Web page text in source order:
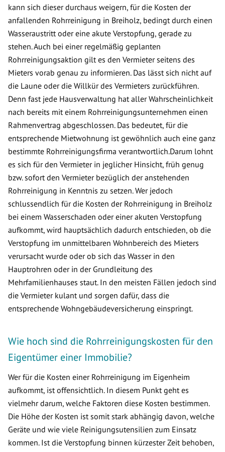
kann sich dieser durchaus weigern, für die Kosten der
anfallenden Rohrreinigung in Breiholz, bedingt durch einen
Wasseraustritt oder eine akute Verstopfung, gerade zu
stehen. Auch bei einer regelmäßig geplanten
Rohrreinigungsaktion gilt es den Vermieter seitens des
Mieters vorab genau zu informieren. Das lässt sich nicht auf
die Laune oder die Willkür des Vermieters zurückführen.
Denn fast jede Hausverwaltung hat aller Wahrscheinlichkeit
nach bereits mit einem Rohrreinigungsunternehmen einen
Rahmenvertrag abgeschlossen. Das bedeutet, für die
entsprechende Mietwohnung ist gewöhnlich auch eine ganz
bestimmte Rohrreinigungsfirma verantwortlich.Darum lohnt
es sich für den Vermieter in jeglicher Hinsicht, früh genug
bzw. sofort den Vermieter bezüglich der anstehenden
Rohrreinigung in Kenntnis zu setzen. Wer jedoch
schlussendlich für die Kosten der Rohrreinigung in Breiholz
bei einem Wasserschaden oder einer akuten Verstopfung
aufkommt, wird hauptsächlich dadurch entschieden, ob die
Verstopfung im unmittelbaren Wohnbereich des Mieters
verursacht wurde oder ob sich das Wasser in den
Hauptrohren oder in der Grundleitung des
Mehrfamilienhauses staut. In den meisten Fällen jedoch sind
die Vermieter kulant und sorgen dafür, dass die
entsprechende Wohngebäudeversicherung einspringt.
Wie hoch sind die Rohrreinigungskosten für den
Eigentümer einer Immobilie?
Wer für die Kosten einer Rohrreinigung im Eigenheim
aufkommt, ist offensichtlich. In diesem Punkt geht es
vielmehr darum, welche Faktoren diese Kosten bestimmen.
Die Höhe der Kosten ist somit stark abhängig davon, welche
Geräte und wie viele Reinigungsutensilien zum Einsatz
kommen. Ist die Verstopfung binnen kürzester Zeit behoben,